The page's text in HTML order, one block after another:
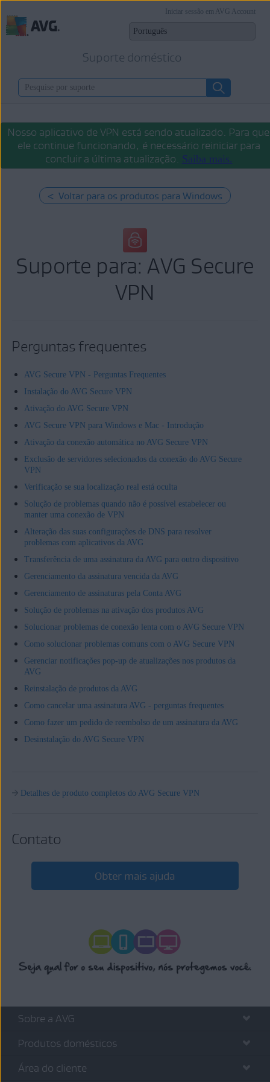
Suporte doméstico
Iniciar sessão em AVG Account
Nosso aplicativo de VPN está sendo atualizado. Para que
ele continue funcionando, é necessário reiniciar para
concluir a última atualização. Saiba mais.
< Voltar para os produtos para Windows
Suporte para: AVG Secure
VPN
Perguntas frequentes
AVG Secure VPN - Perguntas Frequentes
Instalação do AVG Secure VPN
Ativação do AVG Secure VPN
AVG Secure VPN para Windows e Mac - Introdução
Ativação da conexão automática no AVG Secure VPN
Exclusão de servidores selecionados da conexão do AVG Secure
VPN
Verificação se sua localização real está oculta
Solução de problemas quando não é possível estabelecer ou
manter uma conexão de VPN
Alteração das suas configurações de DNS para resolver
problemas com aplicativos da AVG
Transferência de uma assinatura da AVG para outro dispositivo
Gerenciamento da assinatura vencida da AVG
Gerenciamento de assinaturas pela Conta AVG
Solução de problemas na ativação dos produtos AVG
Solucionar problemas de conexão lenta com o AVG Secure VPN
Como solucionar problemas comuns com o AVG Secure VPN
Gerenciar notificações pop-up de atualizações nos produtos da
AVG
Reinstalação de produtos da AVG
Como cancelar uma assinatura AVG - perguntas frequentes
Como fazer um pedido de reembolso de um assinatura da AVG
Desinstalação do AVG Secure VPN
Detalhes de produto completos do AVG Secure VPN
Contato
Obter mais ajuda
Sobre a AVG
Produtos domésticos
Área do cliente